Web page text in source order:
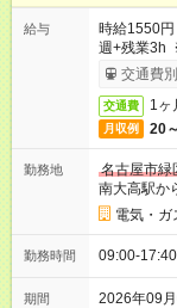
給与
時給1550
週+残業3h
交通費
交通費 1ヶ
月収例 20
勤務地
名古屋市緑
南大高駅か
電気・ガ
勤務時間 09:00-
期間 2026年09